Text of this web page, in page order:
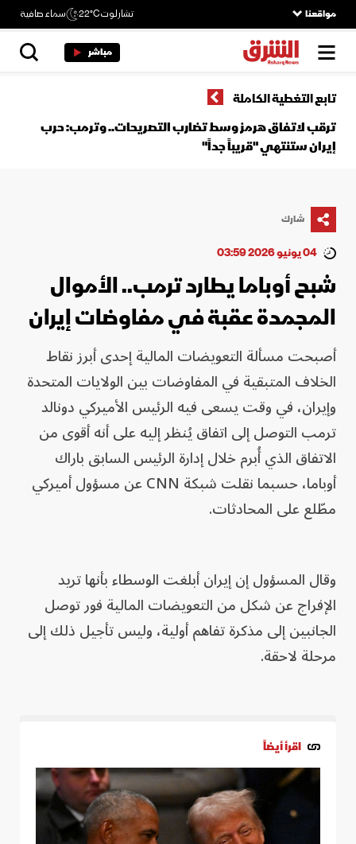
مواقعنا تشارلوت22°C سماء صافية
مباشر
تابع التغطية الكاملة
ترقب لاتفاق هرمز وسط تضارب التصريحات.. وترمب: حرب
إيران ستنتهي "قريباً جداً"
شارك
04 يونيو 2026 03:59
شبح أوباما يطارد ترمب.. الأموال
المجمدة عقبة في مفاوضات إيران
أصبحت مسألة التعويضات المالية إحدى أبرز نقاط
الخلاف المتبقية في المفاوضات بين الولايات المتحدة
وإيران، في وقت يسعى فيه الرئيس الأميركي دونالد
ترمب التوصل إلى اتفاق يُنظر إليه على أنه أقوى من
الاتفاق الذي أُبرم خلال إدارة الرئيس السابق باراك
أوباما، حسبما نقلت شبكة CNN عن مسؤول أميركي
مطّلع على المحادثات.
وقال المسؤول إن إيران أبلغت الوسطاء بأنها تريد
الإفراج عن شكل من التعويضات المالية فور توصل
الجانبين إلى مذكرة تفاهم أولية، وليس تأجيل ذلك إلى
مرحلة لاحقة.
اقرأ أيضاً